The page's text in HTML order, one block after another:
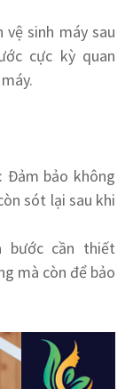
sinh máy sau
cực kỳ quan
: Đảm bảo không
sót lại sau khi
bước cần thiết
mà còn để bảo